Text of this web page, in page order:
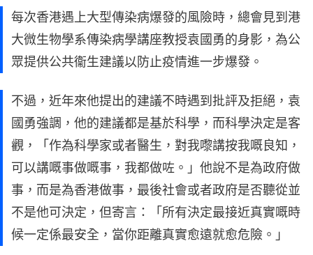
每次香港遇上大型傳染病爆發的風險時，總會見到港
大微生物學系傳染病學講座教授袁國勇的身影，為公
眾提供公共衞生建議以防止疫情進一步爆發。
不過，近年來他提出的建議不時遇到批評及拒絕，袁
國勇強調，他的建議都是基於科學，而科學決定是客
觀，「作為科學家或者醫生，對我嚟講按我嘅良知，
可以講嘅事做嘅事，我都做咗。」他說不是為政府做
事，而是為香港做事，最後社會或者政府是否聽從並
不是他可決定，但寄言：「所有決定最接近真實嘅時
候一定係最安全，當你距離真實愈遠就愈危險。」